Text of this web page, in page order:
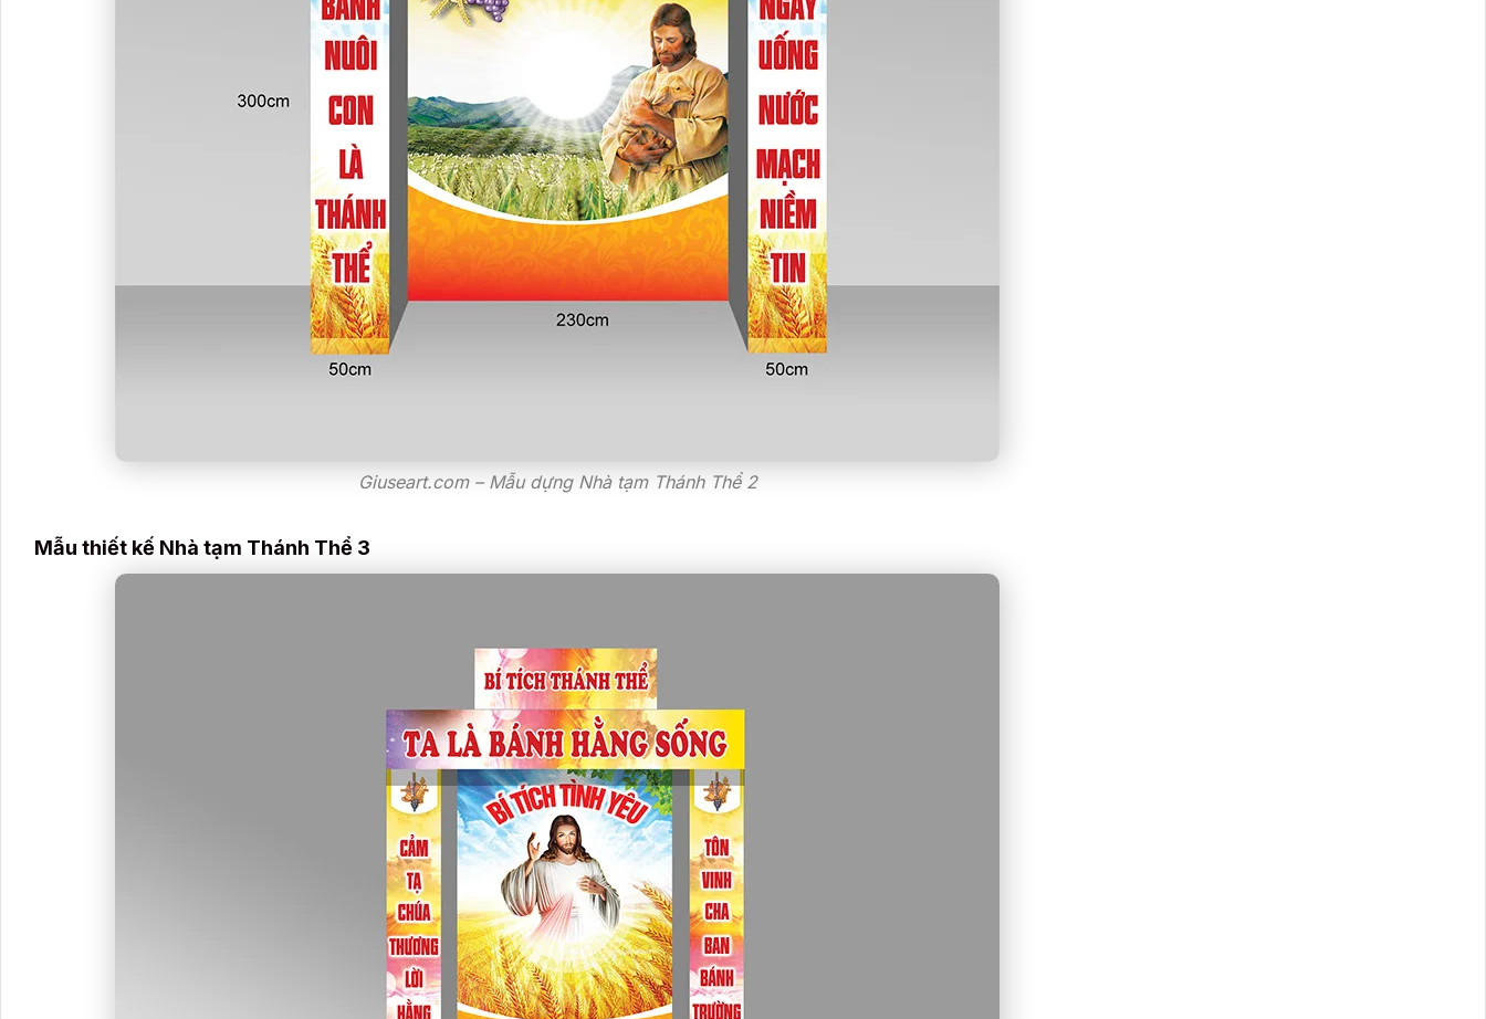
Giuseart.com – Mẫu dựng Nhà tạm Thánh Thể 2
Mẫu thiết kế Nhà tạm Thánh Thể 3